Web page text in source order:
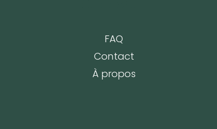
FAQ
Contact
À propos